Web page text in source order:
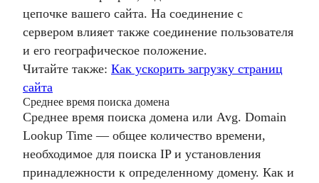
цепочке вашего сайта. На соединение с
сервером влияет также соединение пользователя
и его географическое положение.
Читайте также: Как ускорить загрузку страниц
сайта
Среднее время поиска домена
Среднее время поиска домена или Avg. Domain
Lookup Time — общее количество времени,
необходимое для поиска IP и установления
принадлежности к определенному домену. Как и